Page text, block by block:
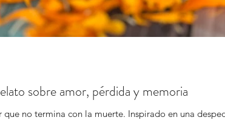
sobre amor, pérdida y memoria
no termina con la muerte. Inspirado en una